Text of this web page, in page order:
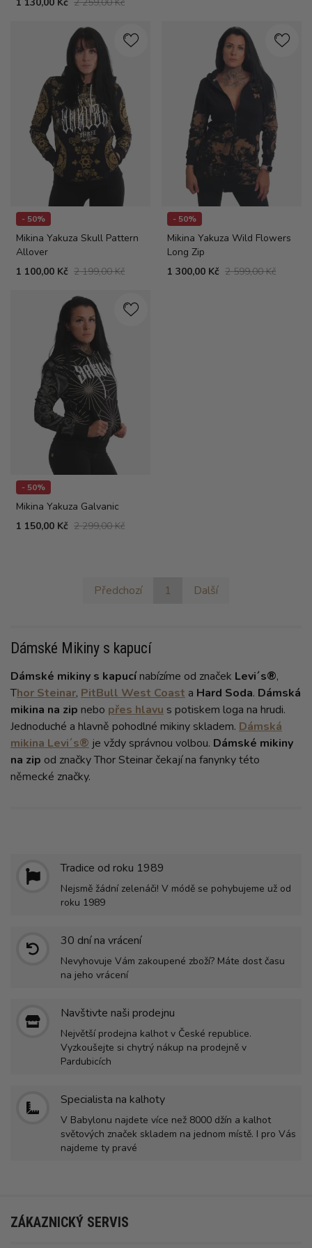
- 50%
Mikina Yakuza Skull Pattern
Allover
1 100,00 Kč 2 199,00 Kč
- 50%
Mikina Yakuza Wild Flowers
Long Zip
1 300,00 Kč 2 599,00 Kč
- 50%
Mikina Yakuza Galvanic
1 150,00 Kč 2 299,00 Kč
Předchozí 1 Další
Dámské Mikiny s kapucí
Dámské mikiny s kapucínabízíme od značek Levi´s®,
Thor Steinar, PitBull West Coast a Hard Soda. Dámská
mikina na zip nebo přes hlavu s potiskem loga na hrudi.
Jednoduché a hlavně pohodlné mikiny skladem. Dámská
mikina Levi´s® je vždy správnou volbou. Dámské mikiny
na zip od značky Thor Steinar čekají na fanynky této
německé značky.
Tradice od roku 1989
Nejsmě žádní zelenáči! V módě se pohybujeme už od
roku 1989
30 dní na vrácení
Nevyhovuje Vám zakoupené zboží? Máte dost času
na jeho vrácení
Navštivte naši prodejnu
Největší prodejna kalhot v České republice.
Vyzkoušejte si chytrý nákup na prodejně v
Pardubicích
Specialista na kalhoty
V Babylonu najdete více než 8000 džín a kalhot
světových značek skladem na jednom místě. I pro Vás
najdeme ty pravé
ZÁKAZNICKÝ SERVIS